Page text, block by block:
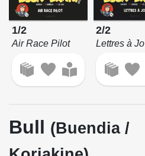
1/2
Air Race Pilot
2/2
Lettres à Jo
Bull (Buendia /